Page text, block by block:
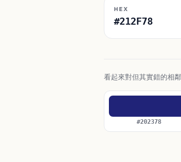
HEX
#212F78
看起來對但其實錯的相
#202378